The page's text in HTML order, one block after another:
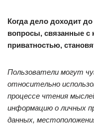
Когда дело доходит
вопросы, связанные
приватностью,
Пользователи могут
относительно
процессе чтения
информацию о личных
данных,